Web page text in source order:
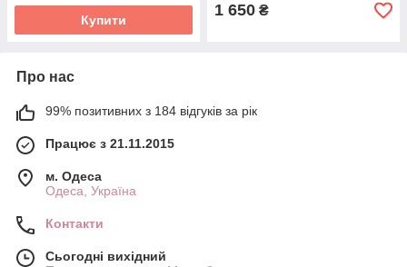
Купити
1 650 ₴
Про нас
99% позитивних з 184 відгуків за рік
Працює з 21.11.2015
м. Одеса
Одеса, Україна
Контакти
Сьогодні вихідний